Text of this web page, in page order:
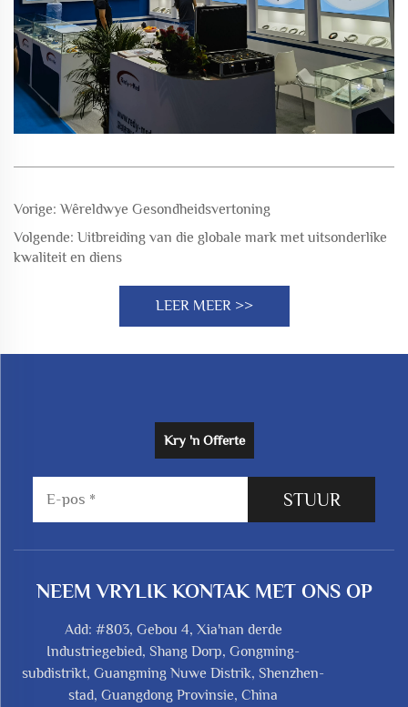
Vorige: Wêreldwye Gesondheidsvertoning
Volgende: Uitbreiding van die globale mark met uitsonderlike
kwaliteit en diens
LEER MEER >>
Kry 'n Offerte
STUUR
NEEM VRYLIK KONTAK MET ONS OP
Add: #803, Gebou 4, Xia'nan derde
Industriegebied, Shang Dorp, Gongming-
subdistrikt, Guangming Nuwe Distrik, Shenzhen-
stad, Guangdong Provinsie, China